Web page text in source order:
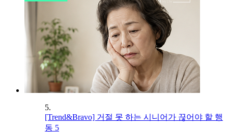
5.
[Trend&Bravo] 거절 못 하는 시니어가 끊어야 할 행
동 5